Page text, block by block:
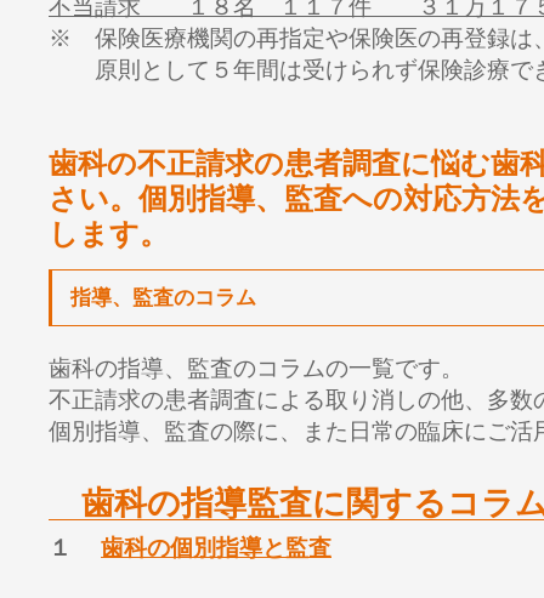
不当請求 １８名 １１７件 ３１万１７
※ 保険医療機関の再指定や保険医の再登録は
原則として５年間は受けられず保険診療で
歯科の不正請求の患者調査に悩む歯
さい。個別指導、監査への対応方法
します。
指導、監査のコラム
歯科の指導、監査のコラムの一覧です。
不正請求の患者調査による取り消しの他、多
個別指導、監査の際に、また日常の臨床にご活
歯科の指導監査に関するコラ
１ 歯科の個別指導と監査